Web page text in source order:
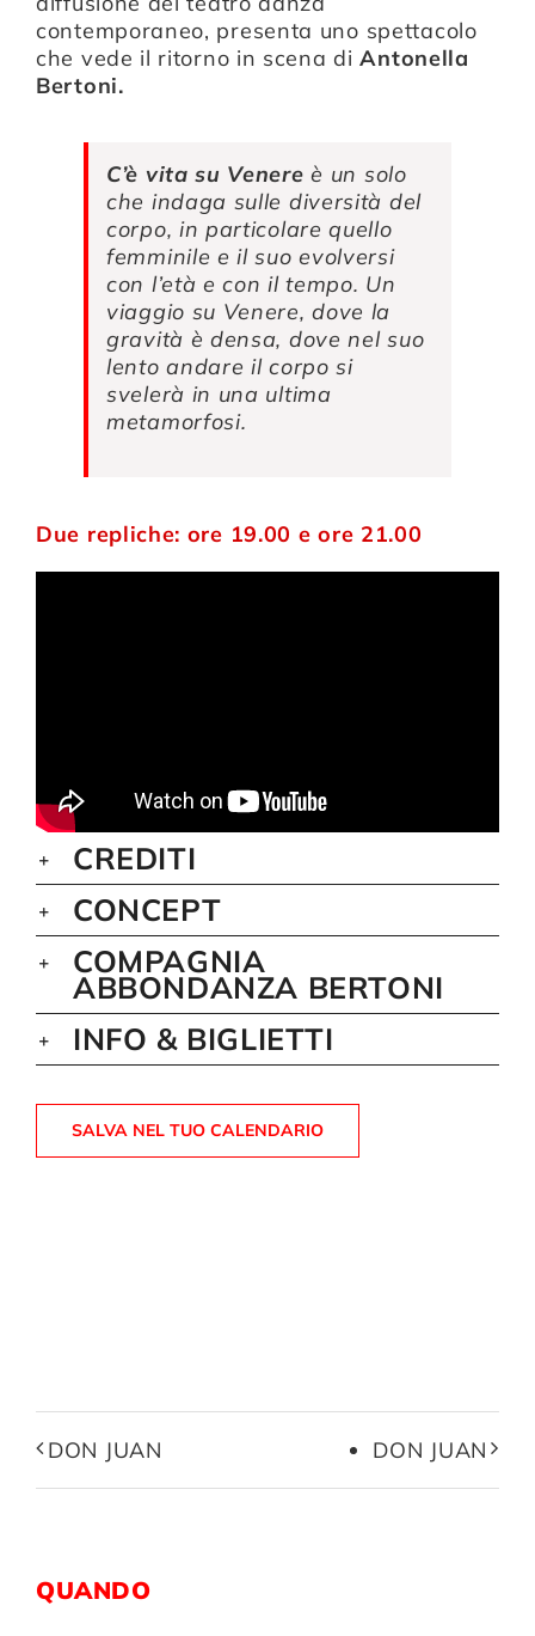
contemporaneo, presenta uno spettacolo
che vede il ritorno in scena diAntonella
Bertoni.
C’è vita su Venere è un solo
che indaga sulle diversità del
corpo, in particolare quello
femminile e il suo evolversi
con l’età e con il tempo. Un
viaggio su Venere, dove la
gravità è densa, dove nel suo
lento andare il corpo si
svelerà in una ultima
metamorfosi.
Due repliche: ore 19.00 e ore 21.00
CREDITI
CONCEPT
COMPAGNIA
ABBONDANZA BERTONI
INFO & BIGLIETTI
SALVA NEL TUO CALENDARIO
DON JUAN DON JUAN
QUANDO